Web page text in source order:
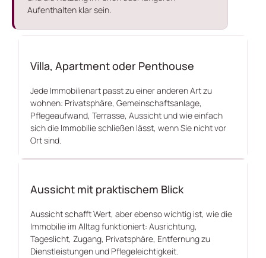
Aufenthalten klar sein.
Villa, Apartment oder Penthouse
Jede Immobilienart passt zu einer anderen Art zu
wohnen: Privatsphäre, Gemeinschaftsanlage,
Pflegeaufwand, Terrasse, Aussicht und wie einfach
sich die Immobilie schließen lässt, wenn Sie nicht vor
Ort sind.
Aussicht mit praktischem Blick
Aussicht schafft Wert, aber ebenso wichtig ist, wie die
Immobilie im Alltag funktioniert: Ausrichtung,
Tageslicht, Zugang, Privatsphäre, Entfernung zu
Dienstleistungen und Pflegeleichtigkeit.